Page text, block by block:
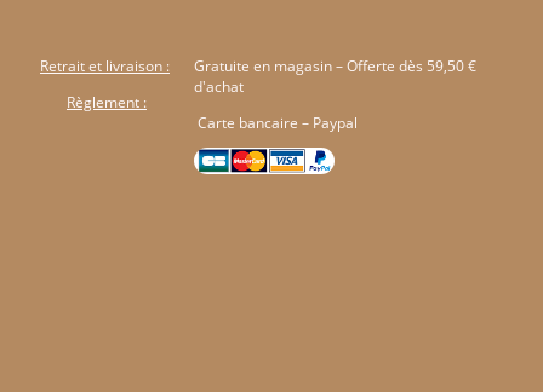
Retrait et livraison :
Règlement :
Gratuite en magasin – Offerte dès 59,50 €
d'achat
Carte bancaire – Paypal